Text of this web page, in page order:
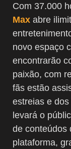
Com 37.000
Max abre
novo espaço
encontrarão
paixão, com
fãs estão
estreias e
levará o
de conteúdos
plataforma,